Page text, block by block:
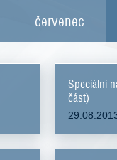
červenec
Speciální
část)